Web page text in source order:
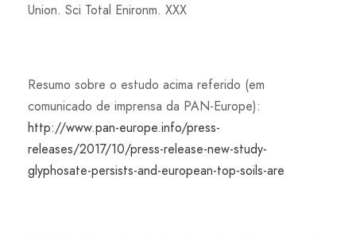
Union. Sci Total Enironm. XXX
Resumo sobre o estudo acima referido (em
comunicado de imprensa da PAN-Europe):
http://www.pan-europe.info/press-
releases/2017/10/press-release-new-study-
glyphosate-persists-and-european-top-soils-are